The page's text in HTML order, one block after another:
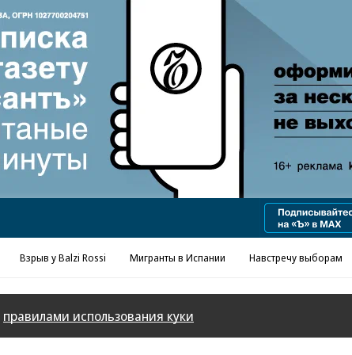
Реклама в «Ъ» www.kommersant.ru/ad
Взрыв у Balzi Rossi Мигранты в Испании Навстречу выборам
правилами использования куки